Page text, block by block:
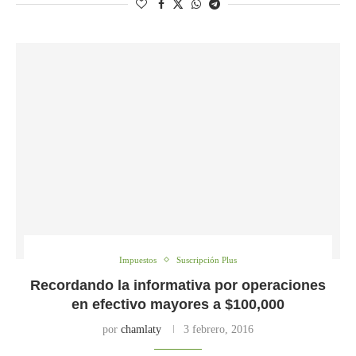
Impuestos Suscripción Plus
Recordando la informativa por operaciones
en efectivo mayores a $100,000
por chamlaty 3 febrero, 2016